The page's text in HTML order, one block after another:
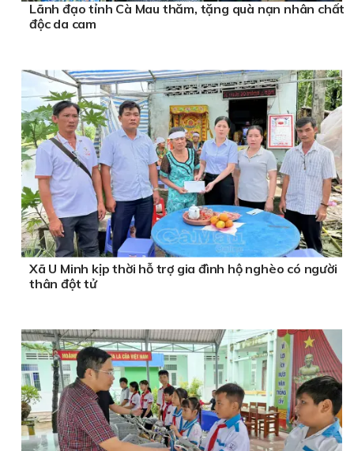
Lãnh đạo tỉnh Cà Mau thăm, tặng quà nạn nhân chất
độc da cam
Xã U Minh kịp thời hỗ trợ gia đình hộ nghèo có người
thân đột tử